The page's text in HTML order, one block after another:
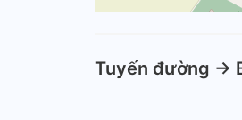
Tuyến đường ->